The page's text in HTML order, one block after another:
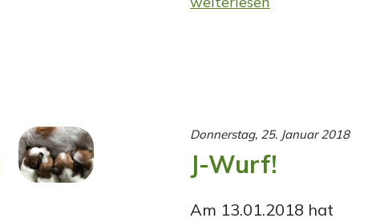
Donnerstag, 25. Januar 2018
J-Wurf!
Am 13.01.2018 hat